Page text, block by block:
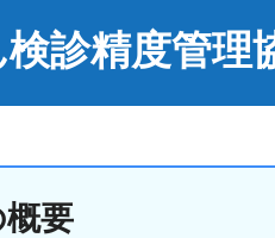
診精度管理
概要